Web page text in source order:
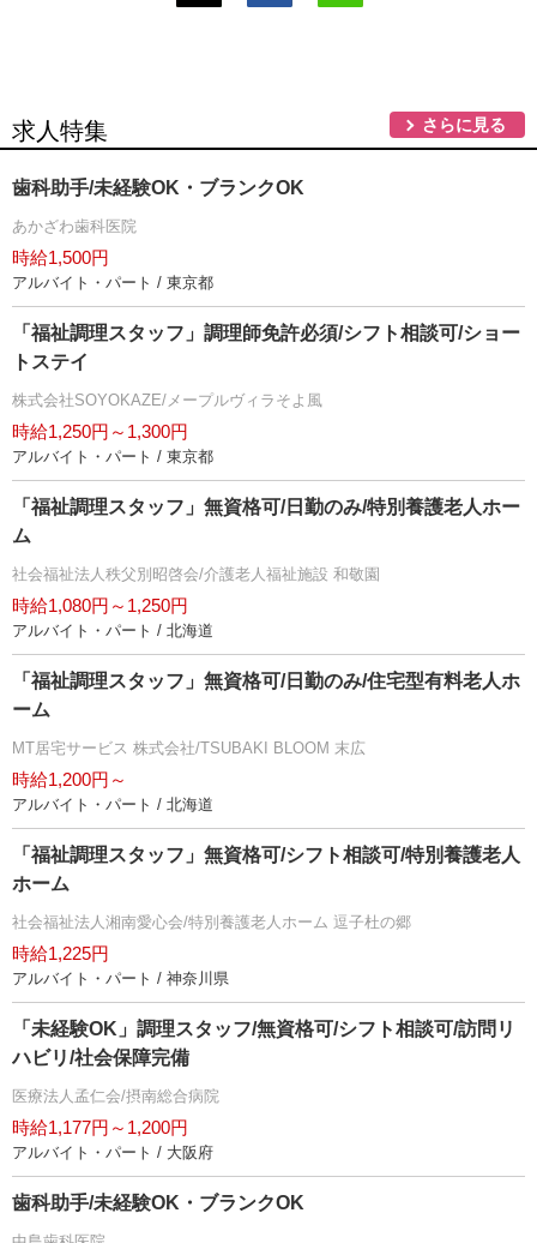
求人特集 さらに見る
歯科助手/未経験OK・ブランクOK
あかざわ歯科医院
時給1,500円
アルバイト・パート / 東京都
「福祉調理スタッフ」調理師免許必須/シフト相談可/ショー
トステイ
株式会社SOYOKAZE/メープルヴィラそよ風
時給1,250円～1,300円
アルバイト・パート / 東京都
「福祉調理スタッフ」無資格可/日勤のみ/特別養護老人ホー
ム
社会福祉法人秩父別昭啓会/介護老人福祉施設 和敬園
時給1,080円～1,250円
アルバイト・パート / 北海道
「福祉調理スタッフ」無資格可/日勤のみ/住宅型有料老人ホ
ーム
MT居宅サービス 株式会社/TSUBAKI BLOOM 末広
時給1,200円～
アルバイト・パート / 北海道
「福祉調理スタッフ」無資格可/シフト相談可/特別養護老人
ホーム
社会福祉法人湘南愛心会/特別養護老人ホーム 逗子杜の郷
時給1,225円
アルバイト・パート / 神奈川県
「未経験OK」調理スタッフ/無資格可/シフト相談可/訪問リ
ハビリ/社会保障完備
医療法人孟仁会/摂南総合病院
時給1,177円～1,200円
アルバイト・パート / 大阪府
歯科助手/未経験OK・ブランクOK